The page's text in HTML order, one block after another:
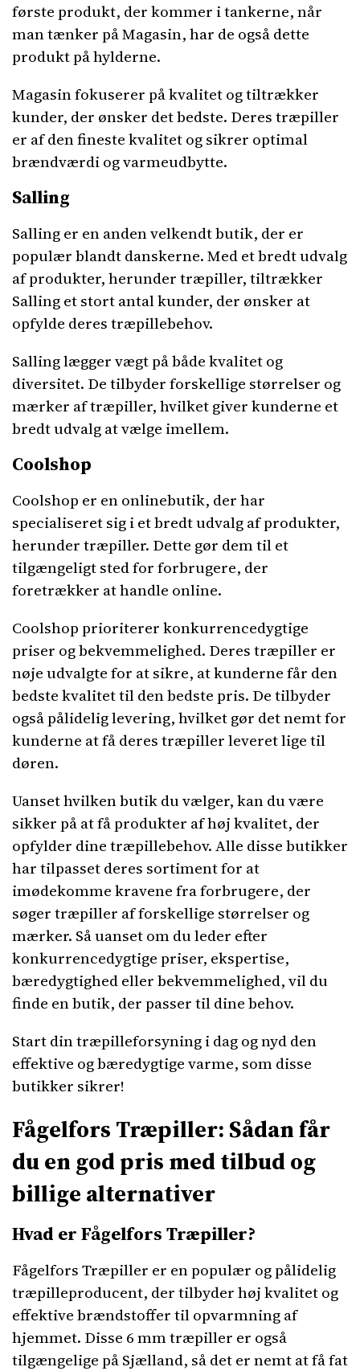
første produkt, der kommer i tankerne, når
man tænker på Magasin, har de også dette
produkt på hylderne.
Magasin fokuserer på kvalitet og tiltrækker
kunder, der ønsker det bedste. Deres træpiller
er af den fineste kvalitet og sikrer optimal
brændværdi og varmeudbytte.
Salling
Salling er en anden velkendt butik, der er
populær blandt danskerne. Med et bredt udvalg
af produkter, herunder træpiller, tiltrækker
Salling et stort antal kunder, der ønsker at
opfylde deres træpillebehov.
Salling lægger vægt på både kvalitet og
diversitet. De tilbyder forskellige størrelser og
mærker af træpiller, hvilket giver kunderne et
bredt udvalg at vælge imellem.
Coolshop
Coolshop er en onlinebutik, der har
specialiseret sig i et bredt udvalg af produkter,
herunder træpiller. Dette gør dem til et
tilgængeligt sted for forbrugere, der
foretrækker at handle online.
Coolshop prioriterer konkurrencedygtige
priser og bekvemmelighed. Deres træpiller er
nøje udvalgte for at sikre, at kunderne får den
bedste kvalitet til den bedste pris. De tilbyder
også pålidelig levering, hvilket gør det nemt for
kunderne at få deres træpiller leveret lige til
døren.
Uanset hvilken butik du vælger, kan du være
sikker på at få produkter af høj kvalitet, der
opfylder dine træpillebehov. Alle disse butikker
har tilpasset deres sortiment for at
imødekomme kravene fra forbrugere, der
søger træpiller af forskellige størrelser og
mærker. Så uanset om du leder efter
konkurrencedygtige priser, ekspertise,
bæredygtighed eller bekvemmelighed, vil du
finde en butik, der passer til dine behov.
Start din træpilleforsyning i dag og nyd den
effektive og bæredygtige varme, som disse
butikker sikrer!
Fågelfors Træpiller: Sådan får
du en god pris med tilbud og
billige alternativer
Hvad er Fågelfors Træpiller?
Fågelfors Træpiller er en populær og pålidelig
træpilleproducent, der tilbyder høj kvalitet og
effektive brændstoffer til opvarmning af
hjemmet. Disse 6 mm træpiller er også
tilgængelige på Sjælland, så det er nemt at få fat